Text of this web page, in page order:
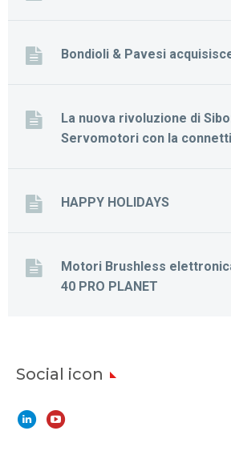
Bondioli & Pavesi
La nuova rivoluzione di
Servomotori con la
HAPPY HOLIDAYS
Motori Brushless
40 PRO PLANET
Social icon